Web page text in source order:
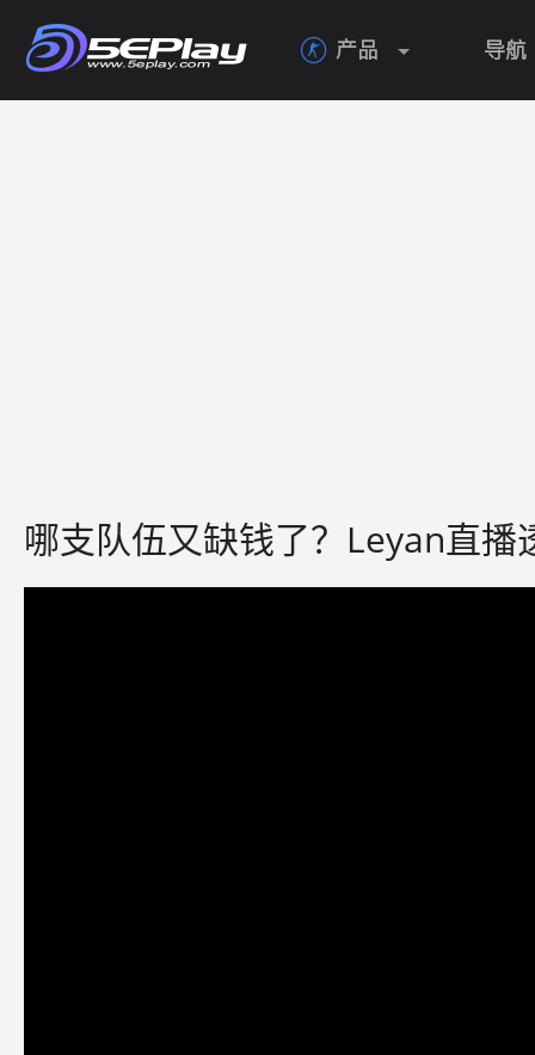
 产品 导航
哪支队伍又缺钱了？Leyan直播